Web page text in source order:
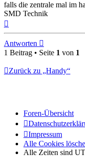
falls die zentrale mal im
SMD Technik
Antworten
1 Beitrag • Seite 1 von 1
Zurück zu „Handy“
Foren-Übersicht
Impressum
Alle Cookies
Alle Zeiten sind